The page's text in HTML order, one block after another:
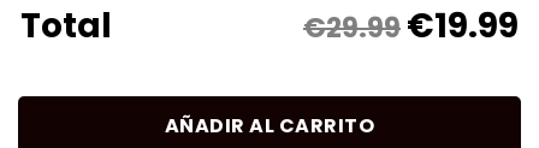
Total €29.99€19.99
AÑADIR AL CARRITO